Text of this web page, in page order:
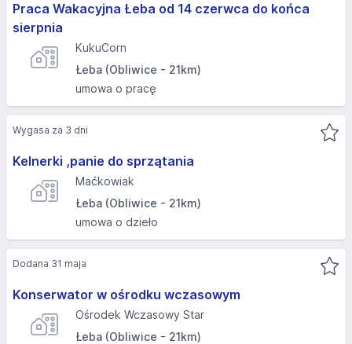
Praca Wakacyjna Łeba od 14 czerwca do końca
sierpnia
KukuCorn
Łeba (Obliwice - 21km)
umowa o pracę
Kelnerki ,panie do sprzątania
Maćkowiak
Łeba (Obliwice - 21km)
umowa o dzieło
Wygasa za 3 dni
Konserwator w ośrodku wczasowym
Ośrodek Wczasowy Star
Łeba (Obliwice - 21km)
Dodana 31 maja